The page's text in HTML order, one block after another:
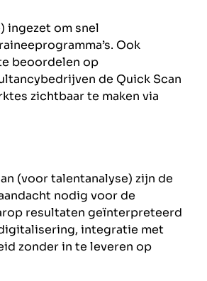
ingezet om snel
Ook
beoordelen op
de Quick Scan
zichtbaar te maken via
(voor talentanalyse) zijn de
nodig voor de
resultaten geïnterpreteerd
integratie met
zonder in te leveren op